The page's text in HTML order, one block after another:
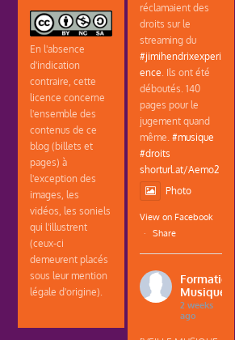
En l'absence
d'indication
contraire, cette
licence concerne
l'ensemble des
contenus de ce
blog (billets et
pages) à
l'exception des
images, les
vidéos, les soniels
qui l'illustrent
(ceux-ci
demeurent placés
sous leur mention
légale d'origine).
réclamaient des
droits sur le
streaming du
#jimihendrixexperi
ence . Ils ont été
déboutés. 140
pages pour le
jugement quand
même.#musique
#droits
shorturl.at/Aemo2
Photo
View on Facebook
·
Share
Formations
Musique
2 weeks
ago